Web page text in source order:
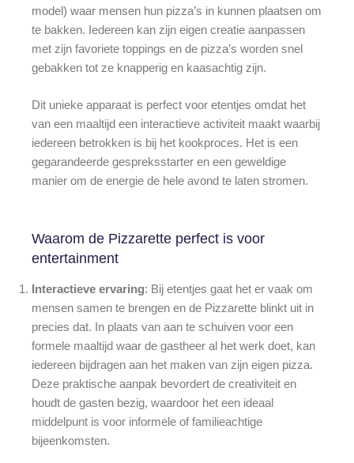
model) waar mensen hun pizza’s in kunnen plaatsen om
te bakken. Iedereen kan zijn eigen creatie aanpassen
met zijn favoriete toppings en de pizza’s worden snel
gebakken tot ze knapperig en kaasachtig zijn.
Dit unieke apparaat is perfect voor etentjes omdat het
van een maaltijd een interactieve activiteit maakt waarbij
iedereen betrokken is bij het kookproces. Het is een
gegarandeerde gespreksstarter en een geweldige
manier om de energie de hele avond te laten stromen.
Waarom de Pizzarette perfect is voor
entertainment
Interactieve ervaring: Bij etentjes gaat het er vaak om
mensen samen te brengen en de Pizzarette blinkt uit in
precies dat. In plaats van aan te schuiven voor een
formele maaltijd waar de gastheer al het werk doet, kan
iedereen bijdragen aan het maken van zijn eigen pizza.
Deze praktische aanpak bevordert de creativiteit en
houdt de gasten bezig, waardoor het een ideaal
middelpunt is voor informele of familieachtige
bijeenkomsten.